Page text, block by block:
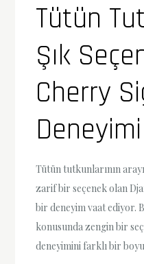
Tütün
Şık
Cherry
Deneyimi
Tütün tutkunlarının
zarif bir seçenek olan
bir deneyim vaat ediyor.
konusunda zengin bir
deneyimini farklı bir